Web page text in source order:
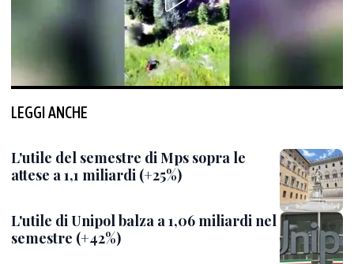
LEGGI ANCHE
L'utile del semestre di Mps sopra le
attese a 1,1 miliardi (+25%)
L'utile di Unipol balza a 1,06 miliardi nel
semestre (+42%)